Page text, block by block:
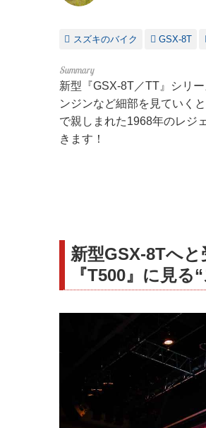
スズキのバイク GSX-8T
新型『GSX-8T／TT』シリ
ンジンなど細部を見ていく
で親しまれた1968年のレジ
きます！
新型GSX-8Tへ
『T500』に見る